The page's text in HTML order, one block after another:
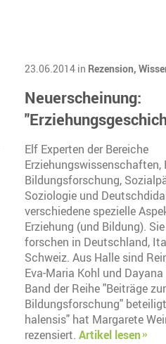
23.06.2014 in Rezension,
Neuerscheinung:
Elf Experten der Bereiche
Erziehungswissenschaften,
Bildungsforschung,
Soziologie und
verschiedene spezielle
Erziehung (und Bildung).
forschen in Deutschland,
Schweiz. Aus Halle sind
Eva-Maria Kohl und
Band der Reihe "Beiträge
Bildungsforschung"
halensis" hat Margarete
rezensiert. Artikel lesen